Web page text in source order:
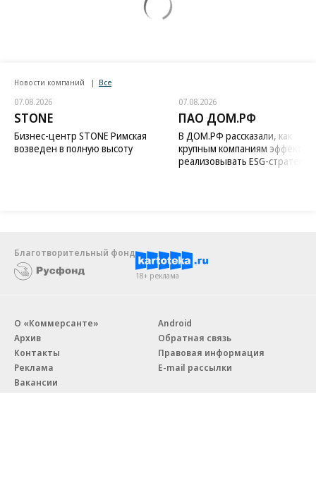
Новости компаний Все
07.08.2026
STONE
Бизнес-центр STONE Римская
возведен в полную высоту
07.08.2026
ПАО ДОМ.РФ
В ДОМ.РФ рассказали, как
крупным компаниям
реализовывать ESG-стратегию
Благотворительный фонд
18+ реклама
О «Коммерсанте»
Архив
Контакты
Реклама
Вакансии
Android
Обратная связь
Правовая информация
E-mail рассылки